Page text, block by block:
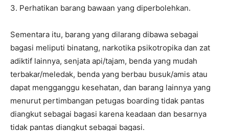
3. Perhatikan barang bawaan yang diperbolehkan.
Sementara itu, barang yang dilarang dibawa sebagai
bagasi meliputi binatang, narkotika psikotropika dan zat
adiktif lainnya, senjata api/tajam, benda yang mudah
terbakar/meledak, benda yang berbau busuk/amis atau
dapat mengganggu kesehatan, dan barang lainnya yang
menurut pertimbangan petugas boarding tidak pantas
diangkut sebagai bagasi karena keadaan dan besarnya
tidak pantas diangkut sebagai bagasi.